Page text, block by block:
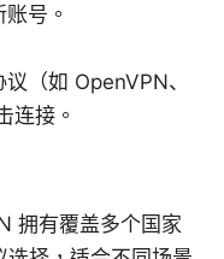
号。
（如 OpenVPN、
连接。
拥有覆盖多个国家